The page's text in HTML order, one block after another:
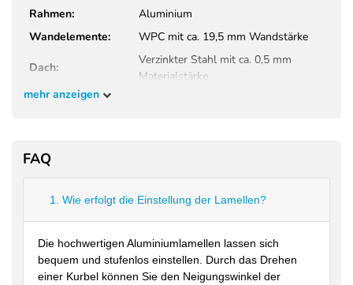
Rahmen:
Aluminium
Wandelemente:
WPC mit ca. 19,5 mm Wandstärke
Dach:
Verzinkter Stahl mit ca. 0,5 mm
Materialstärke
Türen & Fenster:
Fundament:
Einsatzbereich:
Garten, Terrasse und Außenbereich
Kompatibilität:
Als Erweiterung für Weide Pergolen
geeignet
mehr anzeigen
FAQ
1. Wie erfolgt die Einstellung der Lamellen?
Die hochwertigen Aluminiumlamellen lassen sich
bequem und stufenlos einstellen. Durch das Drehen
einer Kurbel können Sie den Neigungswinkel der